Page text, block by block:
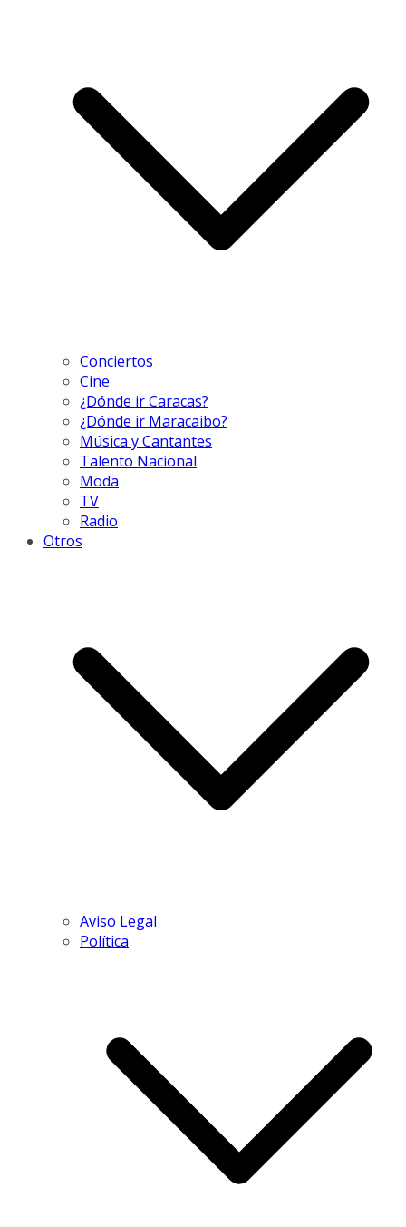
Conciertos
Cine
¿Dónde ir Caracas?
¿Dónde ir Maracaibo?
Música y Cantantes
Talento Nacional
Moda
TV
Radio
Otros
Aviso Legal
Política